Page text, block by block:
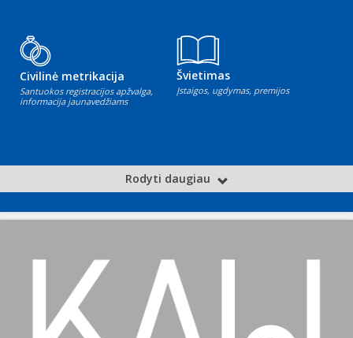
Civilinė metrikacija
Santuokos registracijos apžvalga,
informacija jaunavedžiams
Švietimas
Įstaigos, ugdymas, premijos
Rodyti daugiau